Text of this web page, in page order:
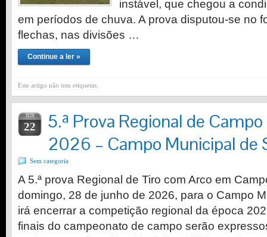
instável, que chegou a
em períodos de chuva. A prova disputou-se no
flechas, nas divisões …
Continue a ler »
Este artigo não tem etiquetas.
JUN
22
5.ª Prova Regional de
2026 – Campo Municipal de
Sem categoria
A 5.ª prova Regional de Tiro com Arco em
domingo, 28 de junho de 2026, para o Campo
irá encerrar a competição regional da época
finais do campeonato de campo serão